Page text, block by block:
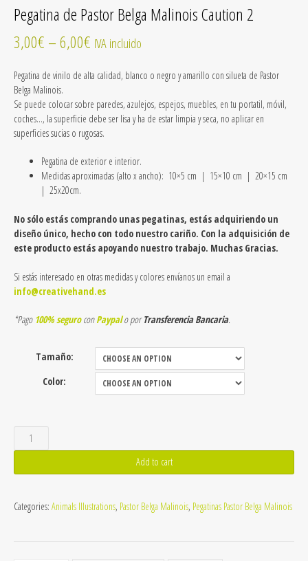
Pegatina de Pastor Belga Malinois Caution 2
3,00€ –6,00€ IVA incluido
Pegatina de vinilo de alta calidad, blanco o negro y amarillo con silueta de Pastor
Belga Malinois.
Se puede colocar sobre paredes, azulejos, espejos, muebles, en tu portatil, móvil,
coches…, la superficie debe ser lisa y ha de estar limpia y seca, no aplicar en
superficies sucias o rugosas.
Pegatina de exterior e interior.
Medidas aproximadas (alto x ancho): 10×5 cm | 15×10 cm | 20×15 cm
| 25x20cm.
No sólo estás comprando unas pegatinas, estás adquiriendo un
diseño único, hecho con todo nuestro cariño. Con la adquisición de
este producto estás apoyando nuestro trabajo. Muchas Gracias.
Si estás interesado en otras medidas y colores envíanos un email a
info@creativehand.es
*Pago 100% seguroconPaypalo porTransferencia Bancaria.
Tamaño:
Color:
Pegatina
de
Pastor
Malinois
Add to cart
Categories: Animals Illustrations, Pastor Belga Malinois, Pegatinas Pastor Belga Malinois